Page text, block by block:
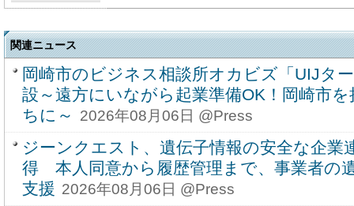
関連ニュース
岡崎市のビジネス相談所オカビズ「UIJタ
設～遠方にいながら起業準備OK！岡崎市
ちに～
2026年08月06日 @Press
ジーンクエスト、遺伝子情報の安全な企業
得 本人同意から履歴管理まで、事業者の
支援 2026年08月06日 @Press